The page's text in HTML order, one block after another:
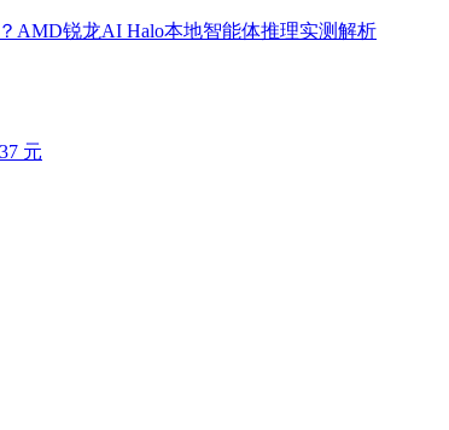
AMD锐龙AI Halo本地智能体推理实测解析
元